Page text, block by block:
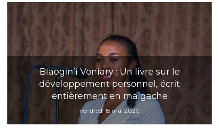
Blaogin’i Voniary : Un livre sur le
développement personnel, écrit
entièrement en malgache
vendredi 15 mai 2020